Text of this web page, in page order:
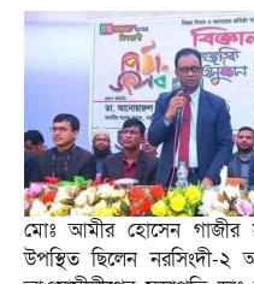
মোঃ আমীর হোসেন গাজীর
উপস্থিত ছিলেন